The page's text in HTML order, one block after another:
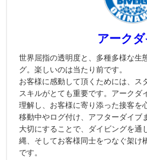
アーク
世界屈指の透明度と、多種多様な生
グ。楽しいのは当たり前です。
お客様に感動して頂くためには、ス
スキルがとても重要です。アークダ
理解し、お客様に寄り添った接客を
移動中やログ付け、アフターダイブ
大切にすることで、ダイビングを通
縄、そしてお客様同士をつなぐ架け
です。